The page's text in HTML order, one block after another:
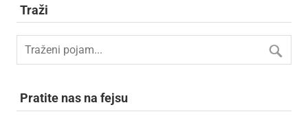
Traži
Pratite nas na fejsu